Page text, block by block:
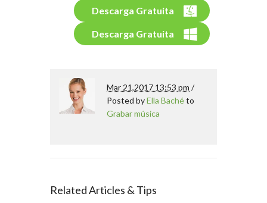
Descarga Gratuita
Descarga Gratuita
Mar 21,2017 13:53 pm /
Posted byElla Bachéto
Grabar música
Related Articles & Tips